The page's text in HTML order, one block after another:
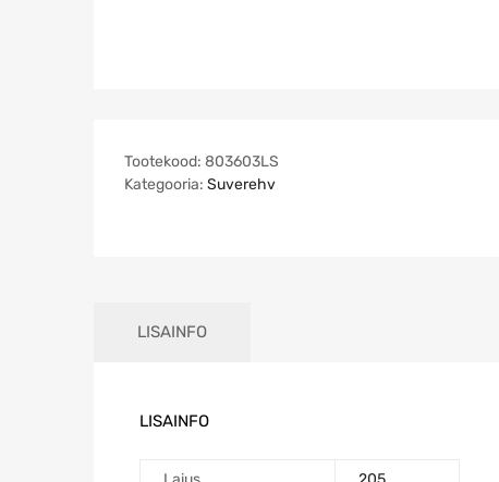
Tootekood: 803603LS
Kategooria: Suverehv
LISAINFO
LISAINFO